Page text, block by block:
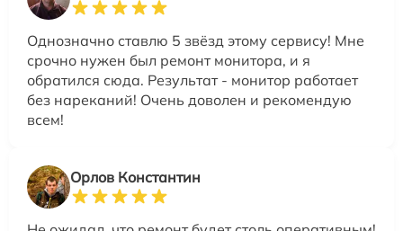
Однозначно ставлю 5 звёзд этому сервису! Мне
срочно нужен был ремонт монитора, и я
обратился сюда. Результат - монитор работает
без нареканий! Очень доволен и рекомендую
всем!
Орлов Константин